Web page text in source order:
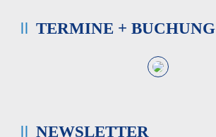
TERMINE + BUCHUNG
NEWSLETTER